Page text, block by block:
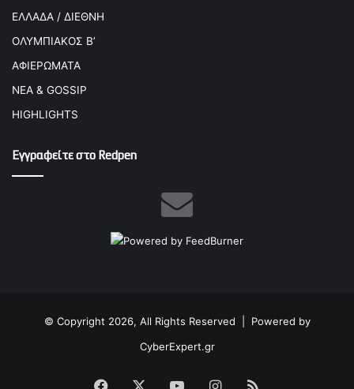
ΕΛΛΑΔΑ / ΔΙΕΘΝΗ
ΟΛΥΜΠΙΑΚΟΣ Β’
ΑΦΙΕΡΩΜΑΤΑ
ΝΕΑ & GOSSIP
HIGHLIGHTS
Εγγραφείτε στο Redpen
© Copyright 2026, All Rights Reserved | Powered by
CyberExpert.gr
Facebook YouTubeInstagram